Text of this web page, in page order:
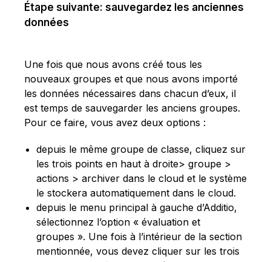
Étape suivante: sauvegardez les anciennes
données
Une fois que nous avons créé tous les
nouveaux groupes et que nous avons importé
les données nécessaires dans chacun d’eux, il
est temps de sauvegarder les anciens groupes.
Pour ce faire, vous avez deux options :
depuis le même groupe de classe, cliquez sur
les trois points en haut à droite> groupe >
actions > archiver dans le cloud et le système
le stockera automatiquement dans le cloud.
depuis le menu principal à gauche d’Additio,
sélectionnez l’option « évaluation et
groupes ». Une fois à l’intérieur de la section
mentionnée, vous devez cliquer sur les trois